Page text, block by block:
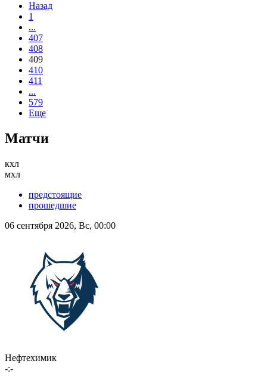
Назад
1
...
407
408
409
410
411
...
579
Еще
Матчи
кхл
мхл
предстоящие
прошедшие
06 сентября 2026, Вс, 00:00
Нефтехимик
-:-